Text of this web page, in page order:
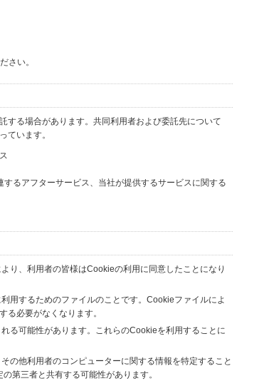
さい。
する場合があります。共同利用者および委託先について
ています。
るアフターサービス、当社が提供するサービスに関する
り、利用者の皆様はCookieの利用に同意したことになり
用するためのファイルのことです。Cookieファイルによ
る必要がなくなります。
る可能性があります。これらのCookieを利用することに
の他利用者のコンピューターに関する情報を特定すること
第三者と共有する可能性があります。